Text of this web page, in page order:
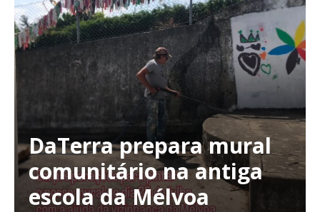
DaTerra prepara mural
comunitário na antiga
escola da Mélvoa